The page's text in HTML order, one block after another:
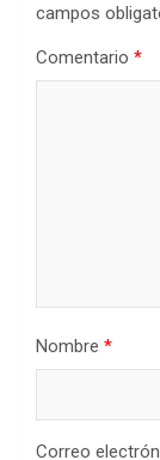
campos
Comentario *
Nombre *
Correo